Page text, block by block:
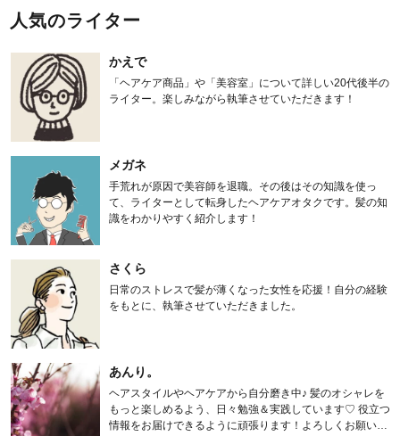
人気のライター
かえで
「ヘアケア商品」や「美容室」について詳しい20代後半の
ライター。楽しみながら執筆させていただきます！
メガネ
手荒れが原因で美容師を退職。その後はその知識を使っ
て、ライターとして転身したヘアケアオタクです。髪の知
識をわかりやすく紹介します！
さくら
日常のストレスで髪が薄くなった女性を応援！自分の経験
をもとに、執筆させていただきました。
あんり。
ヘアスタイルやヘアケアから自分磨き中♪ 髪のオシャレを
もっと楽しめるよう、日々勉強＆実践しています♡ 役立つ
情報をお届けできるように頑張ります！よろしくお願いし